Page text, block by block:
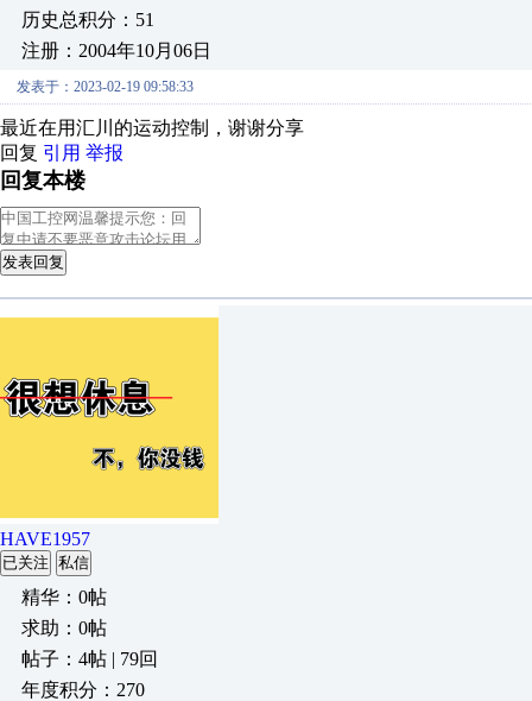
历史总积分：51
注册：2004年10月06日
发表于：2023-02-19 09:58:33
最近在用汇川的运动控制，谢谢分享
回复 引用 举报
回复本楼
发表回复
HAVE1957
已关注 私信
精华：0帖
求助：0帖
帖子：4帖 | 79回
年度积分：270